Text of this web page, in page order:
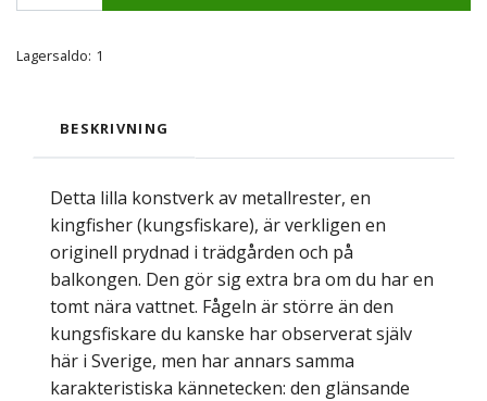
Lagersaldo: 1
BESKRIVNING
Detta lilla konstverk av metallrester, en
kingfisher (kungsfiskare), är verkligen en
originell prydnad i trädgården och på
balkongen. Den gör sig extra bra om du har en
tomt nära vattnet. Fågeln är större än den
kungsfiskare du kanske har observerat själv
här i Sverige, men har annars samma
karakteristiska kännetecken: den glänsande